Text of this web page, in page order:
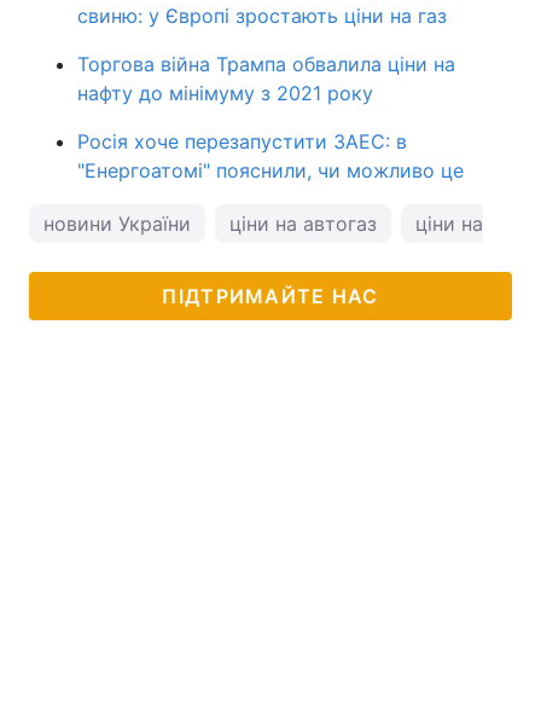
свиню: у Європі зростають ціни на газ
Торгова війна Трампа обвалила ціни на
нафту до мінімуму з 2021 року
Росія хоче перезапустити ЗАЕС: в
"Енергоатомі" пояснили, чи можливо це
новини України ціни на автогаз ціни на АЗС
ПІДТРИМАЙТЕ НАС